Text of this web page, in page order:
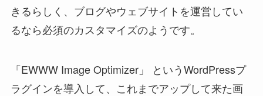
きるらしく、ブログやウェブサイトを運営してい
るなら必須のカスタマイズのようです。
「EWWW Image Optimizer」 というWordPressプ
ラグインを導入して、これまでアップして来た画